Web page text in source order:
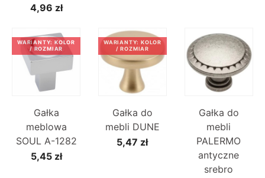
4,96 zł
Gałka
meblowa
SOUL A-1282
5,45 zł
WARIANTY: KOLOR
/ ROZMIAR
Gałka do
mebli DUNE
5,47 zł
WARIANTY: KOLOR
/ ROZMIAR
Gałka do
mebli
PALERMO
antyczne
srebro